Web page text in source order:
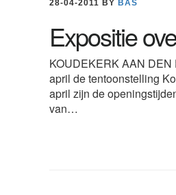
28-04-2011 BY BAS
Expositie
KOUDEKERK AAN DEN
april de tentoonstelling
april zijn de
van…